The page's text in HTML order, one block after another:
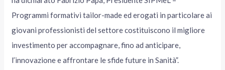
Programmi formativi tailor-made ed erogati in particolare ai
giovani professionisti del settore costituiscono il migliore
investimento per accompagnare, fino ad anticipare,
l’innovazione e affrontare le sfide future in Sanità”.